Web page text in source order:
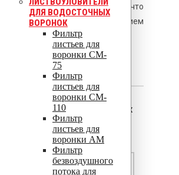
ДЛЯ ВОДОСТОЧНЫХ
ВОРОНОК
Фильтр
листьев для
воронки CM-
75
Фильтр
листьев для
воронки CM-
110
Фильтр
листьев для
воронки AM
Фильтр
безвоздушного
потока для
стальной при той же геометрии, что
компенсируется увеличением
толщины на 30–50%.
Расширенный ответ
1. Сравнение алюминиевых
и стальных прижимных
Плотность, г/см³